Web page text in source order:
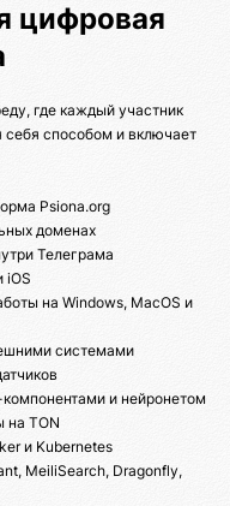
цифровая
где каждый участник
способом и включает
Psiona.org
доменах
Телеграма
iOS
на Windows, MacOS и
системами
и нейронетом
на TON
и Kubernetes
MeiliSearch, Dragonfly,